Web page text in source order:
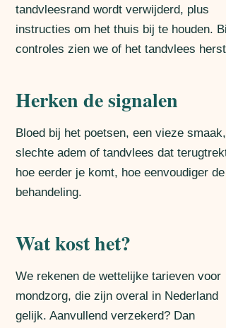
tandvleesrand wordt verwijderd, plus
instructies om het thuis bij te houden. Bij
controles zien we of het tandvlees
Herken de signalen
Bloed bij het poetsen, een vieze smaak,
slechte adem of tandvlees dat terugtrekt:
hoe eerder je komt, hoe eenvoudiger de
behandeling.
Wat kost het?
We rekenen de wettelijke tarieven voor
mondzorg, die zijn overal in Nederland
gelijk. Aanvullend verzekerd? Dan